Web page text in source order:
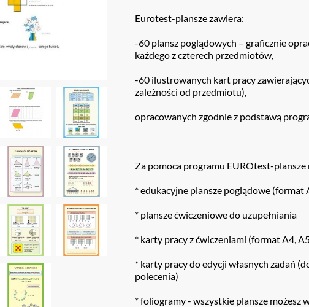
Eurotest-plansze zawiera:
-60 plansz poglądowych – graficznie
każdego z czterech przedmiotów,
-60 ilustrowanych kart pracy
zależności od przedmiotu),
opracowanych zgodnie z podstawą
Za pomoca programu EUROtest-
* edukacyjne plansze poglądowe (format
* plansze ćwiczeniowe do uzupełniania
* karty pracy z ćwiczeniami (format A4,
* karty pracy do edycji własnych zadań
polecenia)
* foliogramy - wszystkie plansze możesz